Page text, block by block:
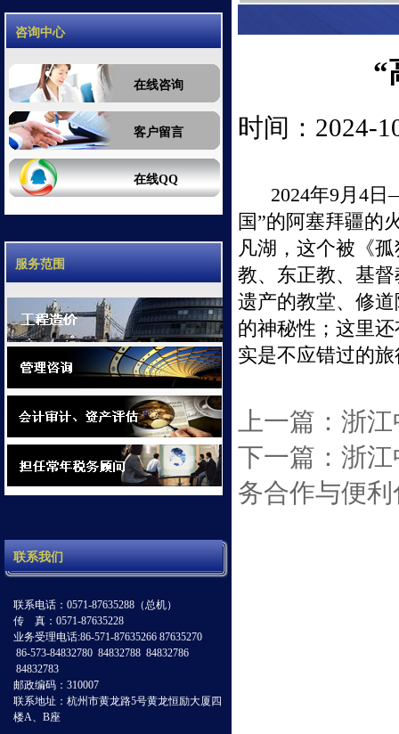
咨询中心
在线咨询
客户留言
在线QQ
服务范围
联系我们
联系电话：0571-87635288（总机）
传 真：0571-87635228
业务受理电话:86-571-87635266 87635270
86-573-84832780 84832788 84832786
84832783
邮政编码：310007
联系地址：杭州市黄龙路5号黄龙恒励大厦四
楼A、B座
“
时间：2024-
2024年9 月4日
国”的阿塞拜疆的
凡湖，这个被《
教、东正教、基
遗产的教堂、修
的神秘性；这里
实是不应错过的
上一篇：浙
下一篇：浙
务合作与便